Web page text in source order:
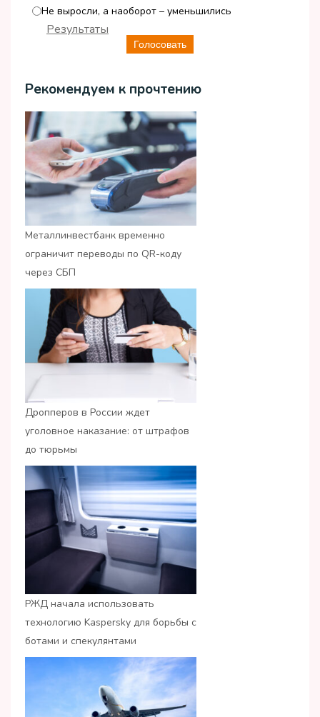
Не выросли, а наоборот – уменьшились
Голосовать
Результаты
Рекомендуем к прочтению
Металлинвестбанк временно
ограничит переводы по QR-коду
через СБП
Дропперов в России ждет
уголовное наказание: от штрафов
до тюрьмы
РЖД начала использовать
технологию Kaspersky для борьбы с
ботами и спекулянтами